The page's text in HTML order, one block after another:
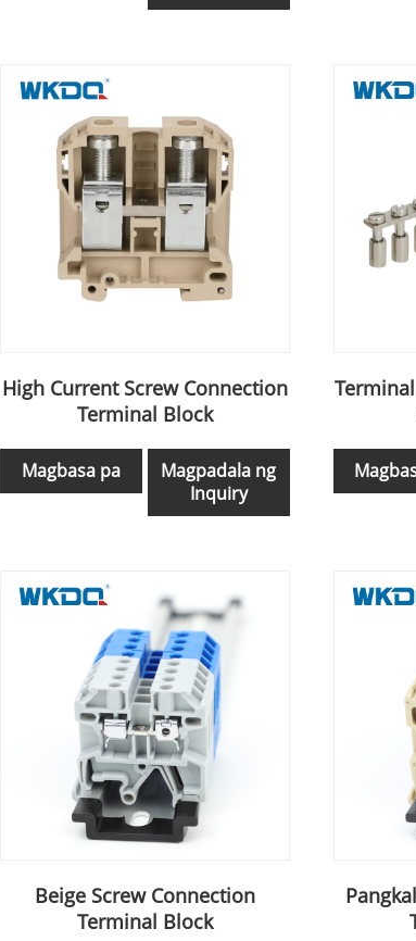
High Current Screw Connection
Terminal Block
Magbasa pa
Magpadala ng
Inquiry
Beige Screw Connection
Terminal Block